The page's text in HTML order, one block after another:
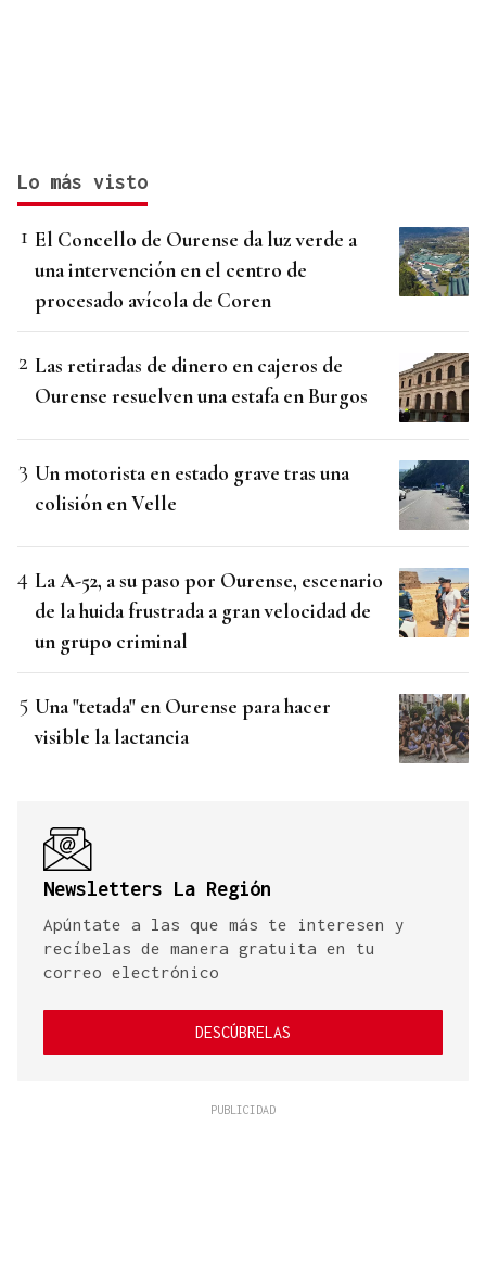
Lo más visto
El Concello de Ourense da luz verde a
una intervención en el centro de
procesado avícola de Coren
Las retiradas de dinero en cajeros de
Ourense resuelven una estafa en Burgos
Un motorista en estado grave tras una
colisión en Velle
La A-52, a su paso por Ourense, escenario
de la huida frustrada a gran velocidad de
un grupo criminal
Una "tetada" en Ourense para hacer
visible la lactancia
Newsletters La Región
Apúntate a las que más te interesen y
recíbelas de manera gratuita en tu
correo electrónico
DESCÚBRELAS